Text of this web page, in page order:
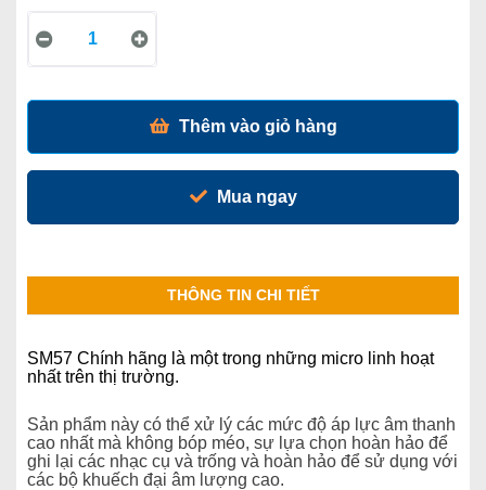
Thêm vào giỏ hàng
Mua ngay
THÔNG TIN CHI TIẾT
SM57 Chính hãng là một trong những micro linh hoạt
nhất trên thị trường.
Sản phẩm này có thể xử lý các mức độ áp lực âm thanh
cao nhất mà không bóp méo, sự lựa chọn hoàn hảo để
ghi lại các nhạc cụ và trống và hoàn hảo để sử dụng với
các bộ khuếch đại âm lượng cao.